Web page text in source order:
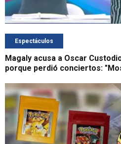
Espectáculos
Magaly acusa a Oscar
porque perdió conciertos: